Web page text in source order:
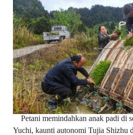
Petani memindahkan anak padi di
Yuchi, kaunti autonomi Tujia Shizhu